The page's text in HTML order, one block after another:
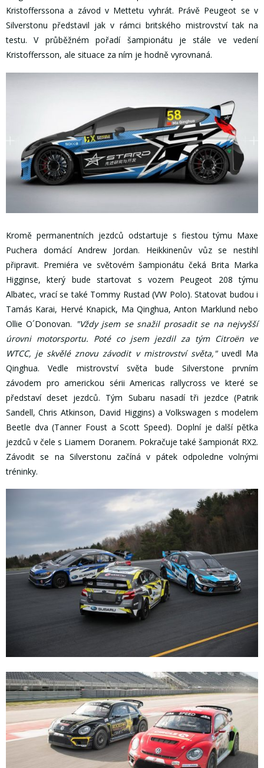
Kristofferssona a závod v Mettetu vyhrát. Právě Peugeot se v
Silverstonu představil jak v rámci britského mistrovství tak na
testu. V průběžném pořadí šampionátu je stále ve vedení
Kristoffersson, ale situace za ním je hodně vyrovnaná.
Kromě permanentních jezdců odstartuje s fiestou týmu Maxe
Puchera domácí Andrew Jordan. Heikkinenův vůz se nestihl
připravit. Premiéra ve světovém šampionátu čeká Brita Marka
Higginse, který bude startovat s vozem Peugeot 208 týmu
Albatec, vrací se také Tommy Rustad (VW Polo). Statovat budou i
Tamás Karai, Hervé Knapick, Ma Qinghua, Anton Marklund nebo
Ollie O´Donovan. "Vždy jsem se snažil prosadit se na nejvyšší
úrovni motorsportu. Poté co jsem jezdil za tým Citroën ve
WTCC, je skvělé znovu závodit v mistrovství světa,"uvedl Ma
Qinghua. Vedle mistrovství světa bude Silverstone prvním
závodem pro americkou sérii Americas rallycross ve které se
představí deset jezdců. Tým Subaru nasadí tři jezdce (Patrik
Sandell, Chris Atkinson, David Higgins) a Volkswagen s modelem
Beetle dva (Tanner Foust a Scott Speed). Doplní je další pětka
jezdců v čele s Liamem Doranem. Pokračuje také šampionát RX2.
Závodit se na Silverstonu začíná v pátek odpoledne volnými
tréninky.